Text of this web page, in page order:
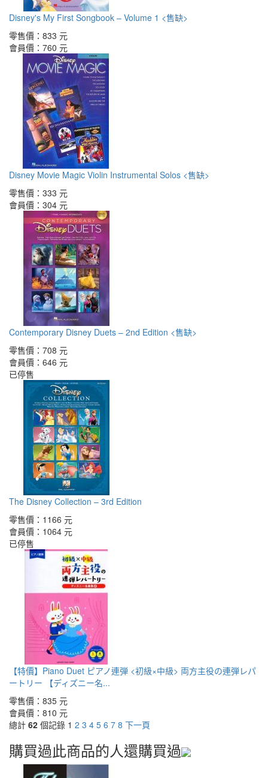
Disney's My First Songbook – Volume 1 <售缺>
零售價： 833 元
會員價： 760 元
Disney Movie Magic Violin Instrumental Solos <售缺>
零售價： 333 元
會員價： 304 元
Contemporary Disney Duets – 2nd Edition <售缺>
零售價： 708 元
會員價： 646 元
已停售
The Disney Collection – 3rd Edition
零售價： 1166 元
會員價： 1064 元
已停售
【特價】Piano Duet ピアノ連弾 <初級×中級> 両方主役の連弾レパ
ートリー 【ディズニー名...
零售價： 835 元
會員價： 810 元
總計 62 個記錄 1 2 3 4 5 6 7 8 下一頁
購買過此商品的人還購買過